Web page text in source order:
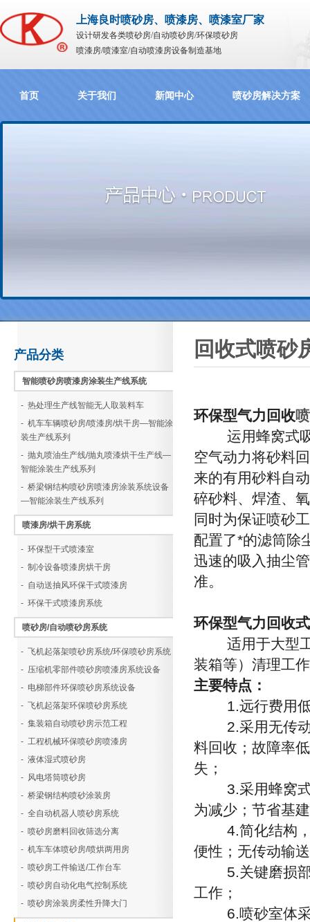
上海良时喷砂房、喷漆房、喷漆室厂家
设计研发各类喷砂房/自动喷砂房/环保喷砂房
喷漆房/喷漆室/自动喷漆房设备制造基地
首页 关于我们 新闻中心 喷砂房解决方案
产品分类
智能喷砂房喷漆房涂装生产线系统
- 热处理生产线智能无人取装料车
- 机车车辆喷砂房/喷漆房/烘干房—智能涂
装生产线系列
- 抛丸喷油生产线/抛丸喷漆烘干生产线—
智能涂装生产线系列
- 桥梁钢结构喷砂房喷漆房涂装系统设备
—智能涂装生产线系列
喷漆房/烘干房系统
- 环保型干式喷漆室
- 制冷设备喷漆房烘干房
- 自动送抽风环保干式喷漆房
- 环保干式喷漆房系统
喷砂房/自动喷砂房系统
- 飞机起落架喷砂房系统/环保喷砂房系统
- 压缩机零部件喷砂房喷漆房系统设备
- 电梯部件环保喷砂房系统设备
- 飞机起落架环保喷砂房系统
- 集装箱自动喷砂房示范工程
- 工程机械环保喷砂房喷漆房
- 液体湿式喷砂房
- 风电塔筒喷砂房
- 桥梁钢结构喷砂涂装房
- 全自动机器人喷砂房系统
- 喷砂房磨料回收筛选分离
- 机车车体喷砂房/喷烘两用房
- 喷砂房工件输送/工作台车
- 喷砂房自动化电气控制系统
- 喷砂房涂装房柔性升降大门
回收式喷砂
环保型气力回收
运用蜂窝式吸
空气动力将砂料
来的有用砂料自
碎砂料、焊渣、
同时为保证喷砂
配置了*的滤筒除
迅速的吸入抽尘
准。
环保型气力回收
适用于大型工
装箱等）清理工
主要特点：
1.远行费用低
2.采用无传动
料回收；故障率
失；
3.采用蜂窝式
为减少；节省基
4.简化结构，
便性；无传动输
5.关键磨损部
工作；
6.喷砂室体采